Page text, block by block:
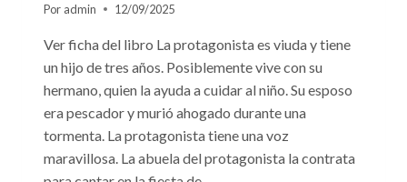
Por admin 12/09/2025
Ver ficha del libro La protagonista es viuda y tiene
un hijo de tres años. Posiblemente vive con su
hermano, quien la ayuda a cuidar al niño. Su esposo
era pescador y murió ahogado durante una
tormenta. La protagonista tiene una voz
maravillosa. La abuela del protagonista la contrata